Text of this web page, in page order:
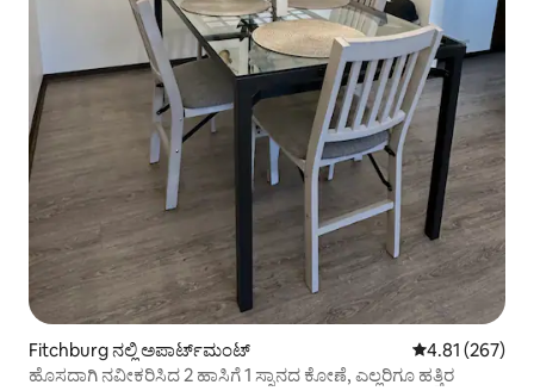
Fitchburg ನಲ್ಲಿ ಅಪಾರ್ಟ್‌ಮಂಟ್ 5 ರಲ್ಲಿ 4.81
4.81 (267)
ಹೊಸದಾಗಿ ನವೀಕರಿಸಿದ 2 ಹಾಸಿಗೆ 1 ಸ್ನಾನದ ಕೋಣೆ, ಎಲ್ಲರಿಗೂ ಹತ್ತಿರ